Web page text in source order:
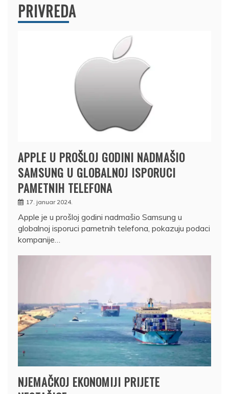
PRIVREDA
APPLE U PROŠLOJ GODINI NADMAŠIO
SAMSUNG U GLOBALNOJ ISPORUCI
PAMETNIH TELEFONA
17. januar 2024.
Apple je u prošloj godini nadmašio Samsung u
globalnoj isporuci pametnih telefona, pokazuju podaci
kompanije…
NJEMAČKOJ EKONOMIJI PRIJETE